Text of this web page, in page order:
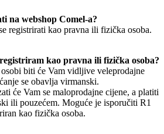
na webshop Comel-a?
registrirati kao pravna ili fizička osoba.
kao pravna ili fizička osoba?
biti će Vam vidljive veleprodajne
se obavlja virmanski.
će Vam se maloprodajne cijene, a platiti
ili pouzećem. Moguće je isporučiti R1
kao fizička osoba.